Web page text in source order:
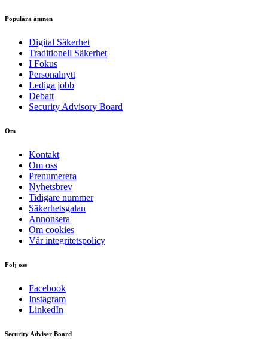
Populära ämnen
Digital Säkerhet
Traditionell Säkerhet
I Fokus
Personalnytt
Lediga jobb
Debatt
Security Advisory Board
Om
Kontakt
Om oss
Prenumerera
Nyhetsbrev
Tidigare nummer
Säkerhetsgalan
Annonsera
Om cookies
Vår integritetspolicy
Följ oss
Facebook
Instagram
LinkedIn
Security Adviser Board